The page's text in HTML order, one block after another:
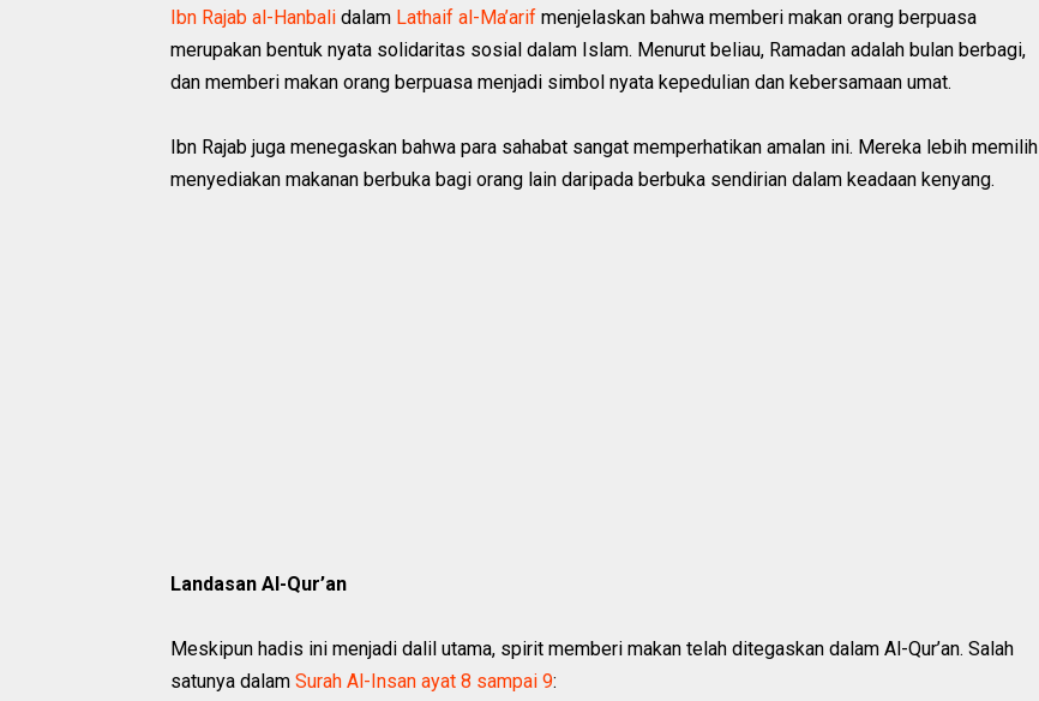
Ibn Rajab al-Hanbali dalam Lathaif al-Ma’arif menjelaskan bahwa memberi makan orang berpuasa
merupakan bentuk nyata solidaritas sosial dalam Islam. Menurut beliau, Ramadan adalah bulan berbagi,
dan memberi makan orang berpuasa menjadi simbol nyata kepedulian dan kebersamaan umat.
Ibn Rajab juga menegaskan bahwa para sahabat sangat memperhatikan amalan ini. Mereka lebih memilih
menyediakan makanan berbuka bagi orang lain daripada berbuka sendirian dalam keadaan kenyang.
Landasan Al-Qur’an
Meskipun hadis ini menjadi dalil utama, spirit memberi makan telah ditegaskan dalam Al-Qur’an. Salah
satunya dalam Surah Al-Insan ayat 8 sampai 9: